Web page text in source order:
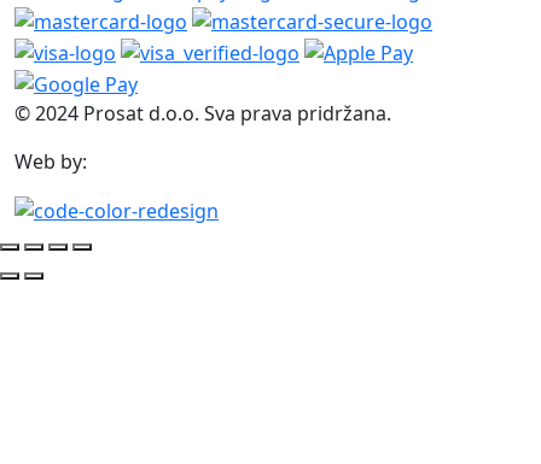
© 2024 Prosat d.o.o. Sva prava pridržana.
Web by: